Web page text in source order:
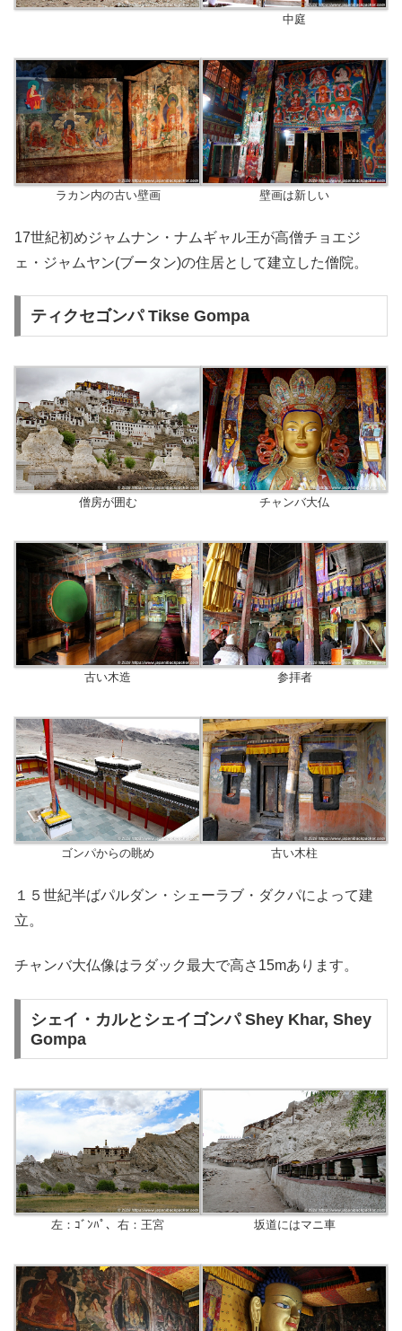
中庭
ラカン内の古い壁画 壁画は新しい
17世紀初めジャムナン・ナムギャル王が高僧チョエジ
ェ・ジャムヤン(ブータン)の住居として建立した僧院。
ティクセゴンパ Tikse Gompa
僧房が囲む チャンバ大仏
古い木造 参拝者
ゴンパからの眺め 古い木柱
１５世紀半ばパルダン・シェーラブ・ダクパによって建
立。
チャンバ大仏像はラダック最大で高さ15mあります。
シェイ・カルとシェイゴンパ Shey Khar, Shey
Gompa
左：ｺﾞﾝﾊﾟ、右：王宮 坂道にはマニ車